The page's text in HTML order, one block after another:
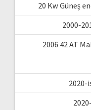
20 Kw Güneş
2000-
2006 42 AT
2020-